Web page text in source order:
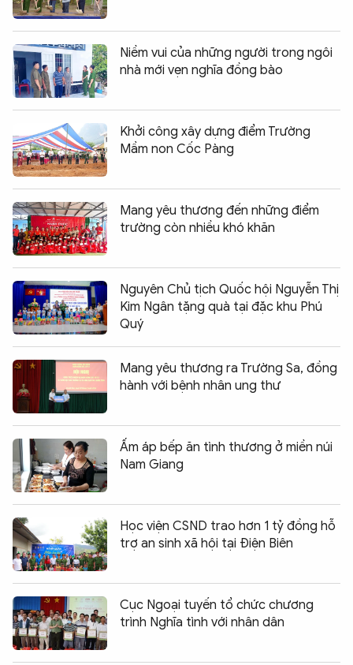
Niềm vui của những người trong ngôi
nhà mới vẹn nghĩa đồng bào
Khởi công xây dựng điểm Trường
Mầm non Cốc Pàng
Mang yêu thương đến những điểm
trường còn nhiều khó khăn
Nguyên Chủ tịch Quốc hội Nguyễn Thị
Kim Ngân tặng quà tại đặc khu Phú
Quý
Mang yêu thương ra Trường Sa, đồng
hành với bệnh nhân ung thư
Ấm áp bếp ăn tình thương ở miền núi
Nam Giang
Học viện CSND trao hơn 1 tỷ đồng hỗ
trợ an sinh xã hội tại Điện Biên
Cục Ngoại tuyến tổ chức chương
trình Nghĩa tình với nhân dân